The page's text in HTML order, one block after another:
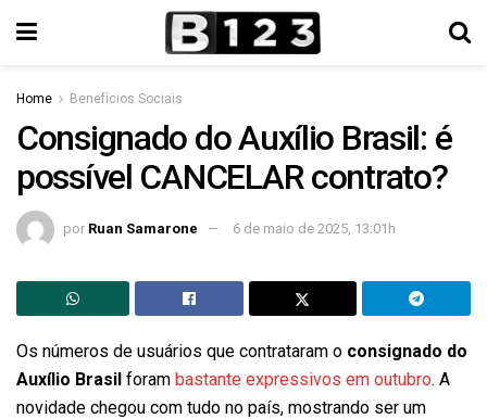
Home Benefícios Sociais
Consignado do Auxílio Brasil: é
possível CANCELAR contrato?
por Ruan Samarone 6 de maio de 2025, 13:01h
Os números de usuários que contrataram o consignado do
Auxílio Brasil foram bastante expressivos em outubro. A
novidade chegou com tudo no país, mostrando ser um